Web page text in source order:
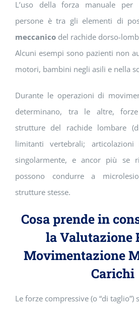
L’uso della forza manuale per
persone è tra gli elementi di
meccanico del rachide dorso-
Alcuni esempi sono pazienti non
motori, bambini negli asili e nella
Durante le operazioni di
determinano, tra le altre,
strutture del rachide lombare
limitanti vertebrali; articolazioni
singolarmente, e ancor più se
possono condurre a
strutture stesse.
Cosa prende in
la Valutazione
Movimentazione
Carichi
Le forze compressive (o “di